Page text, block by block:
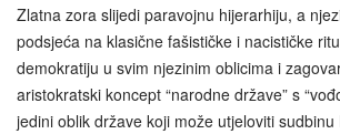
Zlatna zora slijedi paravojnu hijerarhiju, a
podsjeća na klasične fašističke i nacističke
demokratiju u svim njezinim oblicima i
aristokratski koncept “narodne države” s
jedini oblik države koji može utjeloviti